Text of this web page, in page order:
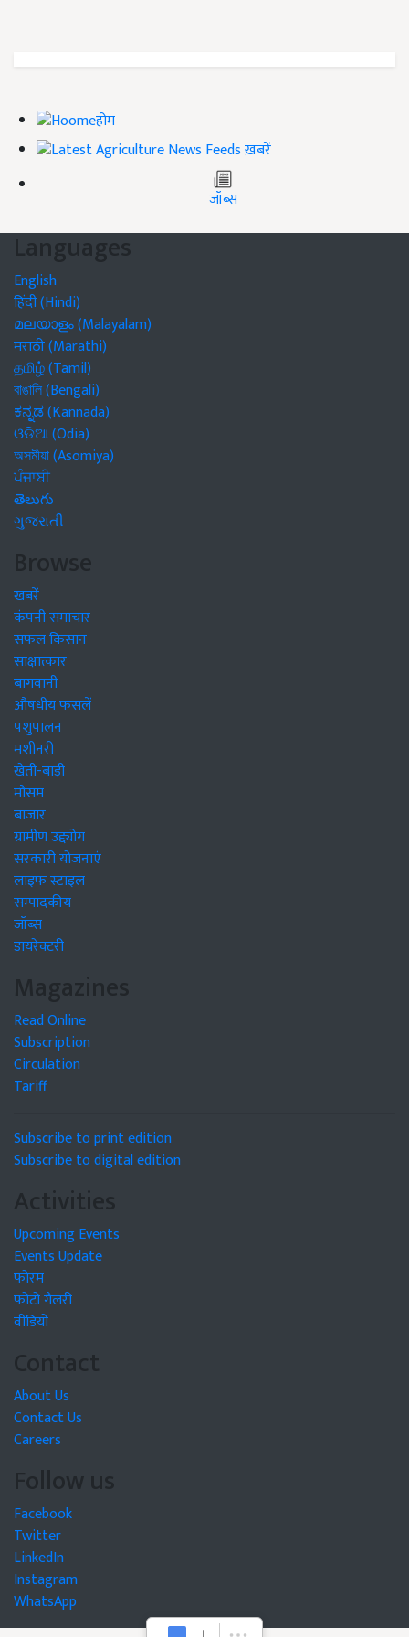
होम
ख़बरें
जॉब्स
Languages
English
हिंदी (Hindi)
മലയാളം (Malayalam)
मराठी (Marathi)
தமிழ் (Tamil)
বাঙালি (Bengali)
ಕನ್ನಡ (Kannada)
ଓଡିଆ (Odia)
অসমীয়া (Asomiya)
ਪੰਜਾਬੀ
తెలుగు
ગુજરાતી
Browse
खबरें
कंपनी समाचार
सफल किसान
साक्षात्कार
बागवानी
औषधीय फसलें
पशुपालन
मशीनरी
खेती-बाड़ी
मौसम
बाजार
ग्रामीण उद्द्योग
सरकारी योजनाएं
लाइफ स्टाइल
सम्पादकीय
जॉब्स
डायरेक्टरी
Magazines
Read Online
Subscription
Circulation
Tariff
Subscribe to print edition
Subscribe to digital edition
Activities
Upcoming Events
Events Update
फोरम
फोटो गैलरी
वीडियो
Contact
About Us
Contact Us
Careers
Follow us
Facebook
Twitter
LinkedIn
Instagram
WhatsApp